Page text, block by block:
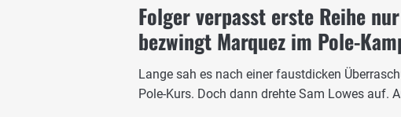
Folger verpasst erste Reihe
bezwingt Marquez im Pole-
Lange sah es nach einer faustdicken
Pole-Kurs. Doch dann drehte Sam Lowes auf.